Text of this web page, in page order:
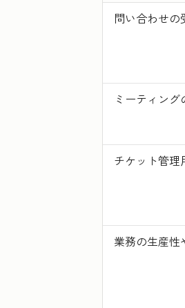
問い合わせ
ミーティング
チケット管理
業務の生産性